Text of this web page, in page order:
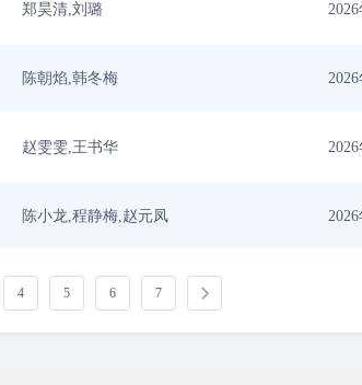
郑昊清,刘璐
陈朝焰,韩冬梅
赵雯雯,王书华
陈小龙,程静梅,赵元凤
4 5 6 7